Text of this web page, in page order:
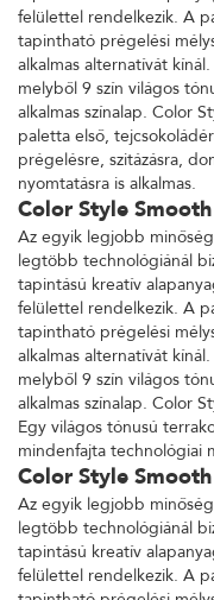
felülettel rendelkezik. A
tapintható prégelési
alkalmas alternatívát
melyből 9 szín világos
alkalmas színalap. Color
paletta első,
prégelésre, szitázásra,
nyomtatásra is alkalmas.
Color Style
Az egyik legjobb
legtöbb technológiánál
tapintású kreatív
felülettel rendelkezik. A
tapintható prégelési
alkalmas alternatívát
melyből 9 szín világos
alkalmas színalap. Color
Egy világos tónusú
mindenfajta technológiai
Color Style
Az egyik legjobb
legtöbb technológiánál
tapintású kreatív
felülettel rendelkezik. A